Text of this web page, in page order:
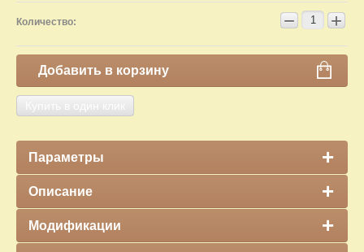
Количество: − +
Добавить в корзину
Параметры
Описание
Модификации